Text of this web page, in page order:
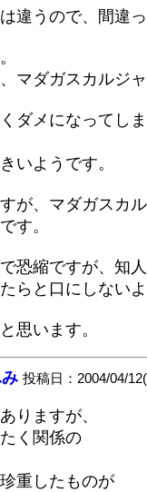
違うので、間違
マダガスカルジ
ダメになってし
いようです。
が、マダガスカ
す。
恐縮ですが、知
らと口にしない
思います。
投稿日：2004/04/
りますが、
く関係の
重したものが